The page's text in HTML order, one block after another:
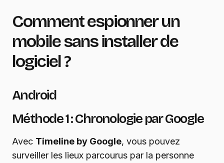
Comment espionner un
mobile sans installer de
logiciel ?
Android
Méthode 1 : Chronologie par Google
Avec Timeline by Google, vous pouvez
surveiller les lieux parcourus par la personne